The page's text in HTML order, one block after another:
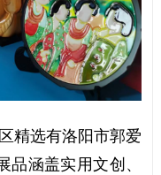
精选有洛阳市郭爱
品涵盖实用文创、